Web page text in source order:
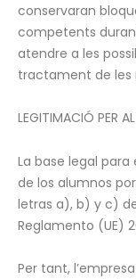
conservaran
competents
atendre a les
tractament de les
LEGITIMACIÓ PER
La base legal
de los alumnos
letras a), b) y c)
Reglamento (UE)
Per tant,